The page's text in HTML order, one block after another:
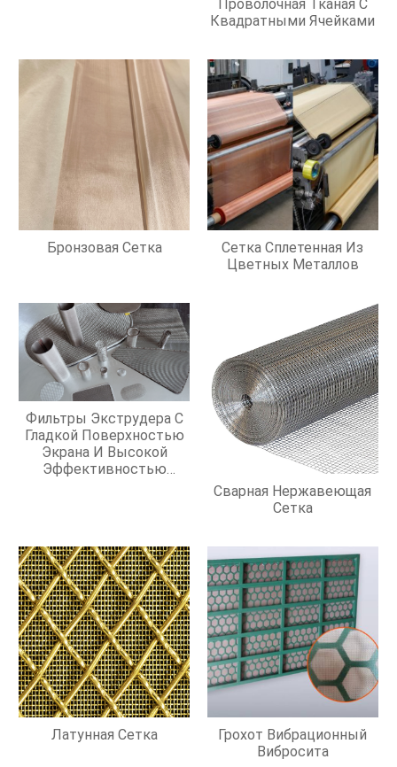
Проволочная Тканая С
Квадратными Ячейками
Бронзовая Сетка
Сетка Сплетенная Из
Цветных Металлов
Фильтры Экструдера С
Гладкой Поверхностью
Экрана И Высокой
Эффективностью
Сварная Нержавеющая
Сетка
Латунная Сетка
Грохот Вибрационный
Вибросита